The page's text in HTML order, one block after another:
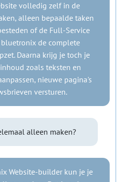
volledig zelf in de
alleen bepaalde taken
of de Full-Service
de complete
Daarna krijg je toch je
zoals teksten en
nieuwe pagina's
versturen.
alleen maken?
Website-builder kun je je